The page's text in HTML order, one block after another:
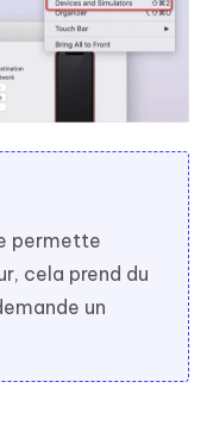
permette
cela prend du
un